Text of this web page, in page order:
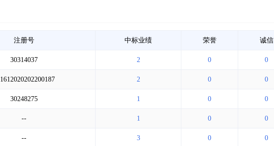
注册号 中标业绩 荣誉 诚信
30314037 2 0 0
2 0 0
30248275 1 0 0
-- 1 0 0
-- 3 0 0